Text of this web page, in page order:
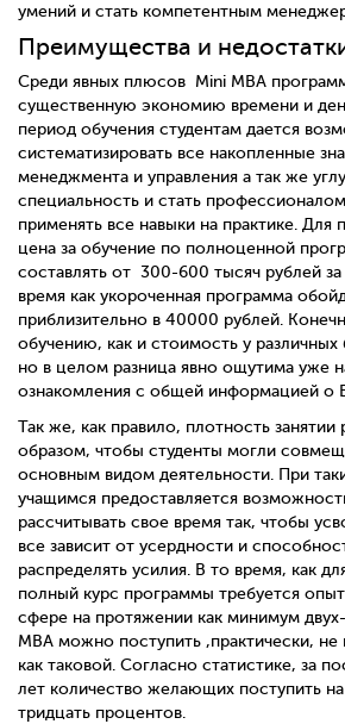
умений и стать компетентным
Преимущества и
Среди явных плюсов Mini MBA
существенную экономию времени и
период обучения студентам дается
систематизировать все накопленные
менеджмента и управления а так же
специальность и стать
применять все навыки на практике. Для
цена за обучение по полноценной
составлять от 300-600 тысяч рублей
время как укороченная программа
приблизительно в 40000 рублей.
обучению, как и стоимость у различных
но в целом разница явно ощутима уже
ознакомления с общей информацией о
Так же, как правило, плотность занятии
образом, чтобы студенты могли
основным видом деятельности. При
учащимся предоставляется
рассчитывать свое время так, чтобы
все зависит от усердности и
распределять усилия. В то время, как
полный курс программы требуется
сфере на протяжении как минимум
MBA можно поступить ,практически,
как таковой. Согласно статистике, за
лет количество желающих поступить
тридцать процентов.